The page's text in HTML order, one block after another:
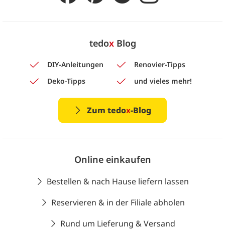
tedoxBlog
DIY-Anleitungen
Renovier-Tipps
Deko-Tipps
und vieles mehr!
Zum tedox-Blog
Online einkaufen
Bestellen & nach Hause liefern lassen
Reservieren & in der Filiale abholen
Rund um Lieferung & Versand